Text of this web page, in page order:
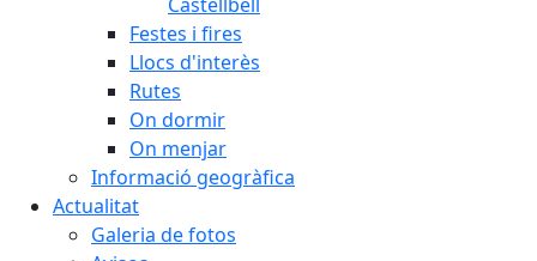
Festes i fires
Llocs d'interès
Rutes
On dormir
On menjar
Informació geogràfica
Actualitat
Galeria de fotos